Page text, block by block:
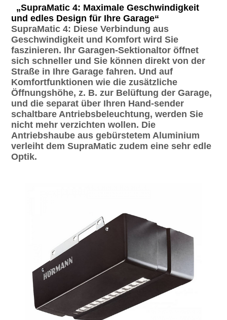
„SupraMatic 4: Maximale Geschwindigkeit
und edles Design für Ihre Garage“
SupraMatic 4: Diese Verbindung aus
Geschwindigkeit und Komfort wird Sie
faszinieren. Ihr Garagen-Sektionaltor öffnet
sich schneller und Sie können direkt von der
Straße in Ihre Garage fahren. Und auf
Komfortfunktionen wie die zusätzliche
Öffnungshöhe, z. B. zur Belüftung der Garage,
und die separat über Ihren Hand-sender
schaltbare Antriebsbeleuchtung, werden Sie
nicht mehr verzichten wollen. Die
Antriebshaube aus gebürstetem Aluminium
verleiht dem SupraMatic zudem eine sehr edle
Optik.